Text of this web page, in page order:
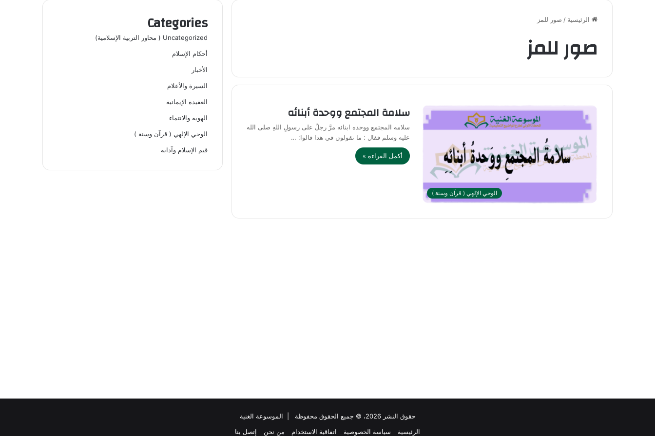
الرئيسية / صور للمز
صور للمز
الوحي الإلهي ( قرآن وسنة )
سلامة المجتمع ووحدة أبنائه
سلامه المجتمع ووحده ابنائه مرَّ رجلٌ على رسولِ اللهِ صلى الله
عليه وسلم فقال : ما تقولون في هذا قالوا: …
أكمل القراءة »
Categories
Uncategorized ( محاور التربية الإسلامية)
أحكام الإسلام
الأخبار
السيرة والأعلام
العقيدة الإيمانية
الهوية والانتماء
الوحي الإلهي ( قرآن وسنة )
قيم الإسلام وآدابه
حقوق النشر 2026، © جميع الحقوق محفوظة |
الموسوعة الغنية
الرئيسية
سياسة الخصوصية اتفاقية الاستخدام من نحن إتصل بنا